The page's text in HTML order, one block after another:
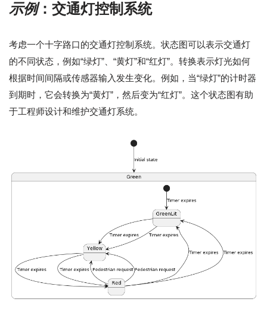
示例：交通灯控制系统
考虑一个十字路口的交通灯控制系统。状态图可以表示交通灯
的不同状态，例如“绿灯”、“黄灯”和“红灯”。转换表示灯光如何
根据时间间隔或传感器输入发生变化。例如，当“绿灯”的计时器
到期时，它会转换为“黄灯”，然后变为“红灯”。这个状态图有助
于工程师设计和维护交通灯系统。